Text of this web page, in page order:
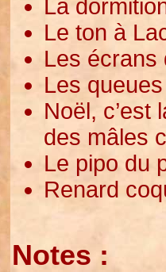
La
Le ton à
Les écrans
Les
Noël, c’est
des mâles
Le pipo du
Renard
Notes :